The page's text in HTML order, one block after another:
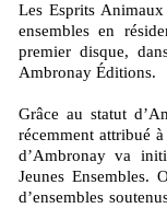
Les Esprits
ensembles en
premier disque,
Ambronay Éditions.
Grâce au statut
récemment attribué
d’Ambronay va
Jeunes Ensembles.
d’ensembles